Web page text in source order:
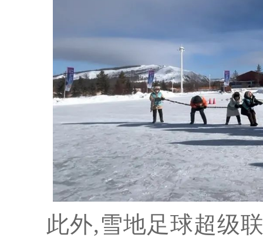
此外,雪地足球超级联